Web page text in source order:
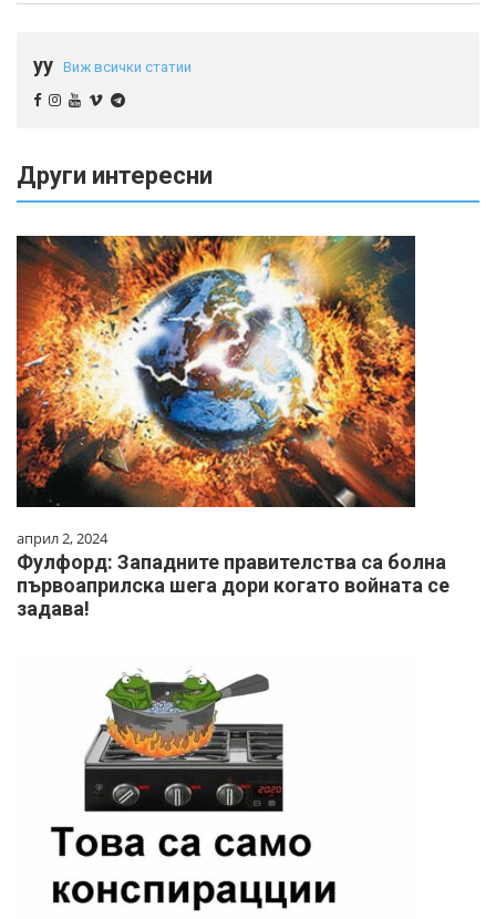
yy Виж всички статии
Други интересни
април 2, 2024
Фулфорд: Западните правителства са болна
първоаприлска шега дори когато войната се
задава!